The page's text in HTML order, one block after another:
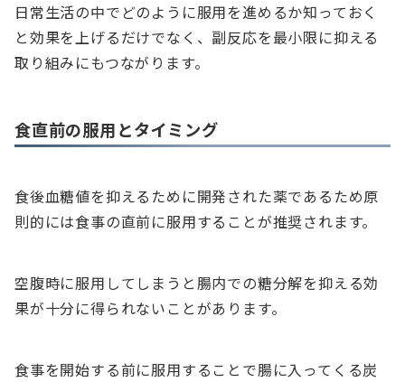
日常生活の中でどのように服用を進めるか知っておく
と効果を上げるだけでなく、副反応を最小限に抑える
取り組みにもつながります。
食直前の服用とタイミング
食後血糖値を抑えるために開発された薬であるため原
則的には食事の直前に服用することが推奨されます。
空腹時に服用してしまうと腸内での糖分解を抑える効
果が十分に得られないことがあります。
食事を開始する前に服用することで腸に入ってくる炭